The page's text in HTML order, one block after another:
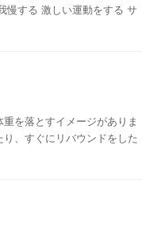
慢する 激しい運動をする サ
を落とすイメージがありま
、すぐにリバウンドをした